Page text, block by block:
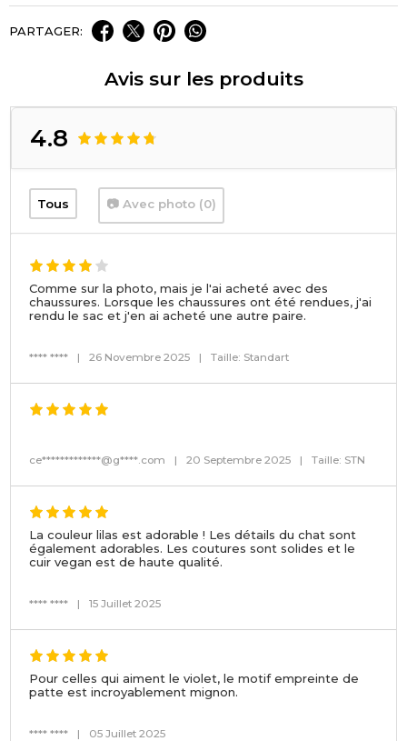
PARTAGER:
Avis sur les produits
4.8
Tous 📷 Avec photo (0)
Comme sur la photo, mais je l'ai acheté avec des
chaussures. Lorsque les chaussures ont été rendues, j'ai
rendu le sac et j'en ai acheté une autre paire.
**** **** | 26 Novembre 2025 | Taille: Standart
ce*************@g****.com | 20 Septembre 2025 | Taille: STN
La couleur lilas est adorable ! Les détails du chat sont
également adorables. Les coutures sont solides et le
cuir vegan est de haute qualité.
**** **** | 15 Juillet 2025
Pour celles qui aiment le violet, le motif empreinte de
patte est incroyablement mignon.
**** **** | 05 Juillet 2025